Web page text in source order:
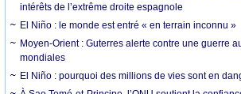
intérêts de l’extrême droite espagnole
El Niño : le monde est entré « en terrain inconnu »
Moyen-Orient : Guterres alerte contre une guerre
mondiales
El Niño : pourquoi des millions de vies sont en